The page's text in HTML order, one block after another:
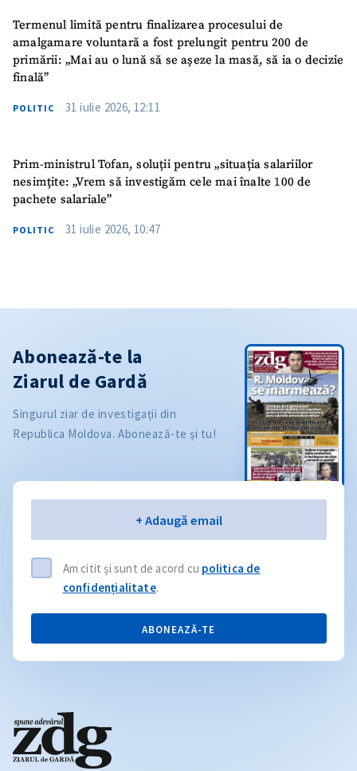
Termenul limită pentru finalizarea procesului de
amalgamare voluntară a fost prelungit pentru 200 de
primării: „Mai au o lună să se așeze la masă, să ia o decizie
finală”
POLITIC 31 iulie 2026, 12:11
Prim-ministrul Tofan, soluții pentru „situația salariilor
nesimțite: „Vrem să investigăm cele mai înalte 100 de
pachete salariale”
POLITIC 31 iulie 2026, 10:47
Abonează-te la
Ziarul de Gardă
Singurul ziar de investigații din
Republica Moldova. Abonează-te și tu!
+ Adaugă email
Am citit și sunt de acord cu politica de
confidențialitate.
ABONEAZĂ-TE